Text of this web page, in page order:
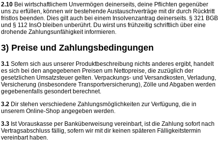
2.10 Bei wirtschaftlichem Unvermögen deinerseits, deine Pflichten gegenüber
uns zu erfüllen, können wir bestehende Austauschverträge mit dir durch Rücktritt
fristlos beenden. Dies gilt auch bei einem Insolvenzantrag deinerseits. § 321 BGB
und § 112 InsO bleiben unberührt. Du wirst uns frühzeitig schriftlich über eine
drohende Zahlungsunfähigkeit informieren.
3) Preise und Zahlungsbedingungen
3.1 Sofern sich aus unserer Produktbeschreibung nichts anderes ergibt, handelt
es sich bei den angegebenen Preisen um Nettopreise, die zuzüglich der
gesetzlichen Umsatzsteuer gelten. Verpackungs- und Versandkosten, Verladung,
Versicherung (insbesondere Transportversicherung), Zölle und Abgaben werden
gegebenenfalls gesondert berechnet.
3.2 Dir stehen verschiedene Zahlungsmöglichkeiten zur Verfügung, die in
unserem Online-Shop angegeben werden.
3.3 Ist Vorauskasse per Banküberweisung vereinbart, ist die Zahlung sofort nach
Vertragsabschluss fällig, sofern wir mit dir keinen späteren Fälligkeitstermin
vereinbart haben.